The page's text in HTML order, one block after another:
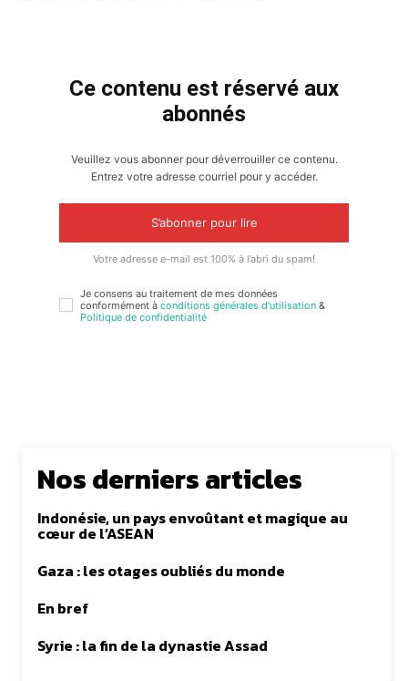
Ce contenu est réservé aux
abonnés
Veuillez vous abonner pour déverrouiller ce contenu.
Entrez votre adresse courriel pour y accéder.
S’abonner pour lire
Votre adresse e-mail est 100% à l’abri du spam!
Je consens au traitement de mes données
conformément à conditions générales d'utilisation &
Politique de confidentialité
Nos derniers articles
Indonésie, un pays envoûtant et magique au
cœur de l’ASEAN
Gaza : les otages oubliés du monde
En bref
Syrie : la fin de la dynastie Assad